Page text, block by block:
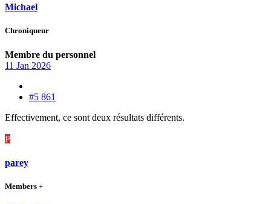
Michael
Chroniqueur
Membre du personnel
11 Jan 2026
#5 861
Effectivement, ce sont deux résultats différents.
P
parey
Members +